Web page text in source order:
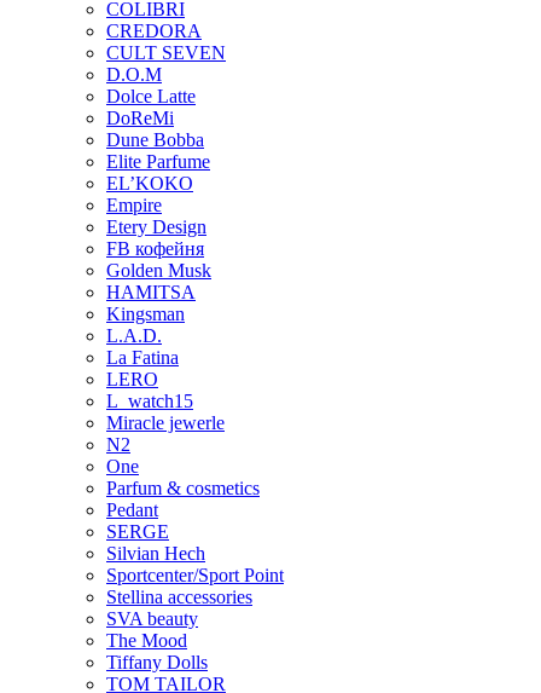
COLIBRI
CREDORA
CULT SEVEN
D.O.M
Dolce Latte
DoReMi
Dune Bobba
Elite Parfume
EL’KOKO
Empire
Etery Design
FB кофейня
Golden Musk
HAMITSA
Kingsman
L.A.D.
La Fatina
LERO
L_watch15
Miracle jewerle
N2
One
Parfum & cosmetics
Pedant
SERGE
Silvian Hech
Sportcenter/Sport Point
Stellina accessories
SVA beauty
The Mood
Tiffany Dolls
TOM TAILOR